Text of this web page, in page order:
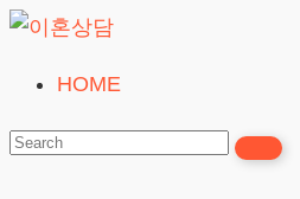
Skip
content
혼
HOME